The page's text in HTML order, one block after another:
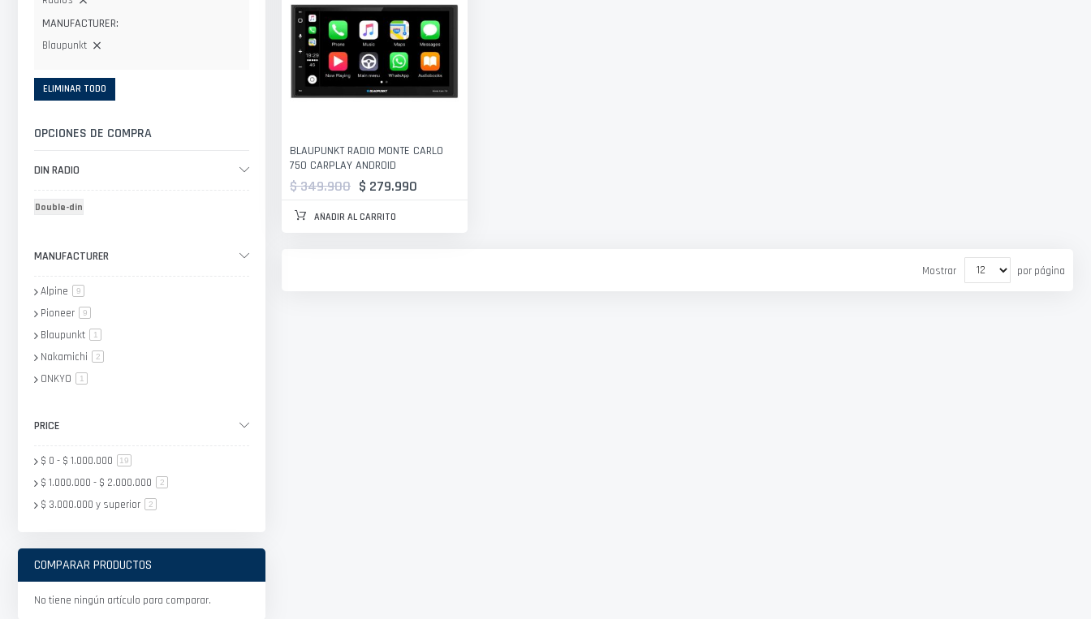
BLAUPUNKT RADIO MONTE CARLO
750 CARPLAY ANDROID
$ 279.990
$ 349.900
AÑADIR AL CARRITO
Mostrar por página
MANUFACTURER
Blaupunkt
ELIMINAR TODO
OPCIONES DE COMPRA
DIN RADIO
Double-din
MANUFACTURER
Alpine 9artículo
Pioneer 9artículo
Blaupunkt 1
Nakamichi 2artículo
ONKYO 1
PRICE
$ 0 - $ 1.000.000 19
$ 1.000.000 - $ 2.000.000 2artículo
$ 3.000.000 y superior 2artículo
COMPARAR PRODUCTOS
No tiene ningún artículo para comparar.